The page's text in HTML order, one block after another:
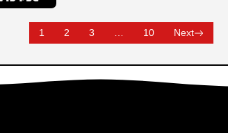
1 2 3 10 Next